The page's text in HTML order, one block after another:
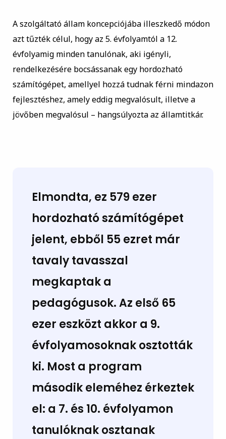
A szolgáltató állam koncepciójába illeszkedő módon
azt tűzték célul, hogy az 5. évfolyamtól a 12.
évfolyamig minden tanulónak, aki igényli,
rendelkezésére bocsássanak egy hordozható
számítógépet, amellyel hozzá tudnak férni mindazon
fejlesztéshez, amely eddig megvalósult, illetve a
jövőben megvalósul – hangsúlyozta az államtitkár.
Elmondta, ez 579 ezer
hordozható számítógépet
jelent, ebből 55 ezret már
tavaly tavasszal
megkaptak a
pedagógusok. Az első 65
ezer eszközt akkor a 9.
évfolyamosoknak osztották
ki. Most a program
második eleméhez érkeztek
el: a 7. és 10. évfolyamon
tanulóknak osztanak